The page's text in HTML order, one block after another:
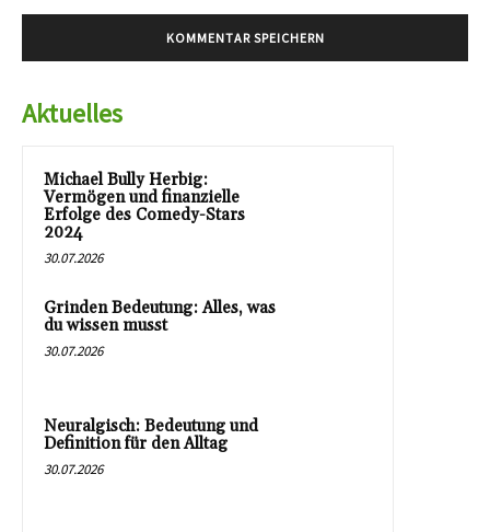
Aktuelles
Michael Bully Herbig:
Vermögen und finanzielle
Erfolge des Comedy-Stars
2024
30.07.2026
Grinden Bedeutung: Alles, was
du wissen musst
30.07.2026
Neuralgisch: Bedeutung und
Definition für den Alltag
30.07.2026